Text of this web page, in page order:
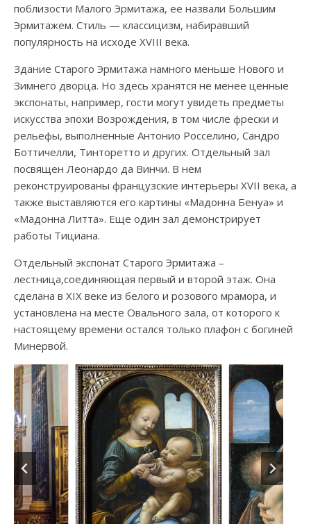
поблизости Малого Эрмитажа, ее назвали Большим
Эрмитажем. Стиль — классицизм, набиравший
популярность на исходе ХVIII века.
Здание Старого Эрмитажа намного меньше Нового и
Зимнего дворца. Но здесь хранятся не менее ценные
экспонаты, например, гости могут увидеть предметы
искусства эпохи Возрождения, в том числе фрески и
рельефы, выполненные Антонио Росселино, Сандро
Боттичелли, Тинторетто и других. Отдельный зал
посвящен Леонардо да Винчи. В нем
реконструированы французские интерьеры XVII века, а
также выставляются его картины «Мадонна Бенуа» и
«Мадонна Литта». Еще один зал демонстрирует
работы Тициана.
Отдельный экспонат Старого Эрмитажа –
лестница,соединяющая первый и второй этаж. Она
сделана в XIX веке из белого и розового мрамора, и
установлена на месте Овального зала, от которого к
настоящему времени остался только плафон с богиней
Минервой.